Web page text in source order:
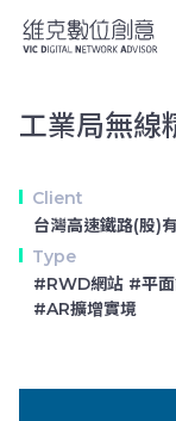
工業局
工業局無
Client
台灣高速鐵路(股)
Type
#RWD網站 #平
#AR擴增實境